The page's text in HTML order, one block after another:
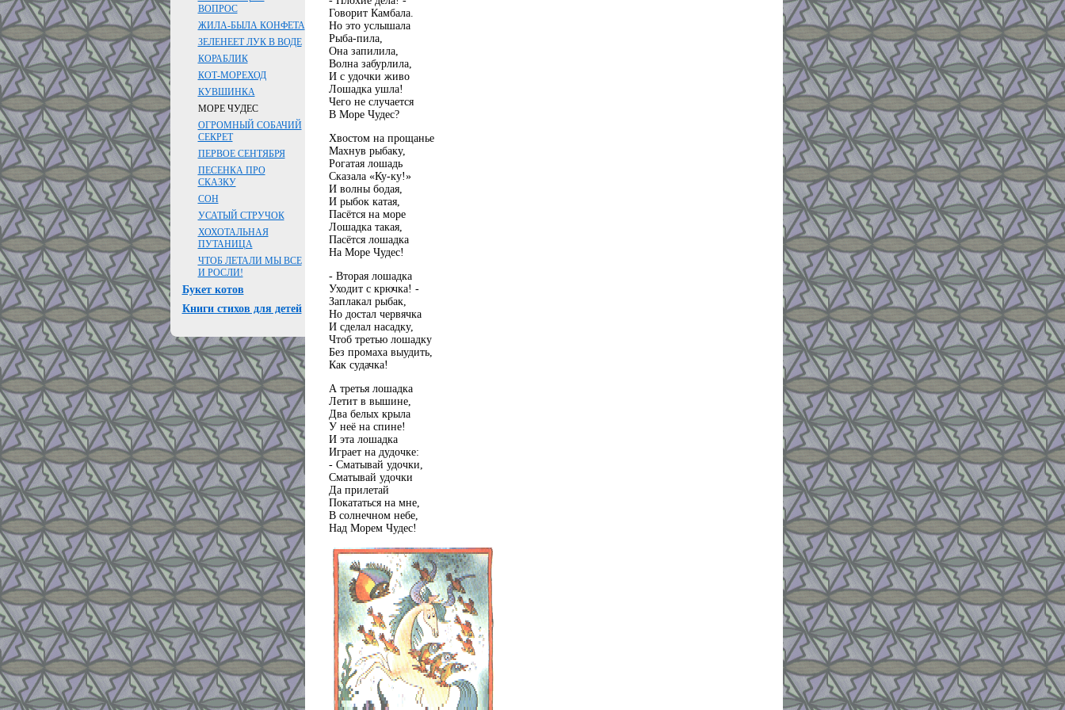
ВОПРОС
ЖИЛА-БЫЛА КОНФЕТА
ЗЕЛЕНЕЕТ ЛУК В ВОДЕ
КОРАБЛИК
КОТ-МОРЕХОД
КУВШИНКА
МОРЕ ЧУДЕС
ОГРОМНЫЙ СОБАЧИЙ
СЕКРЕТ
ПЕРВОЕ СЕНТЯБРЯ
ПЕСЕНКА ПРО
СКАЗКУ
СОН
УСАТЫЙ СТРУЧОК
ХОХОТАЛЬНАЯ
ПУТАНИЦА
ЧТОБ ЛЕТАЛИ МЫ ВСЕ
И РОСЛИ!
Букет котов
Книги стихов для детей
Говорит Камбала.
Но это услышала
Рыба-пила,
Она запилила,
Волна забурлила,
И с удочки живо
Лошадка ушла!
Чего не случается
В Море Чудес?
Хвостом на прощанье
Махнув рыбаку,
Рогатая лошадь
Сказала «Ку-ку!»
И волны бодая,
И рыбок катая,
Пасётся на море
Лошадка такая,
Пасётся лошадка
На Море Чудес!
- Вторая лошадка
Уходит с крючка! -
Заплакал рыбак,
Но достал червячка
И сделал насадку,
Чтоб третью лошадку
Без промаха выудить,
Как судачка!
А третья лошадка
Летит в вышине,
Два белых крыла
У неё на спине!
И эта лошадка
Играет на дудочке:
- Сматывай удочки,
Сматывай удочки
Да прилетай
Покататься на мне,
В солнечном небе,
Над Морем Чудес!